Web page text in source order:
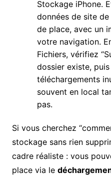
Stockage iPhone.
données de site
de place, avec un
votre navigation.
Fichiers, vérifiez
dossier existe,
téléchargements
souvent en local
pas.
Si vous cherchez
stockage sans rien
cadre réaliste : vous
place via le